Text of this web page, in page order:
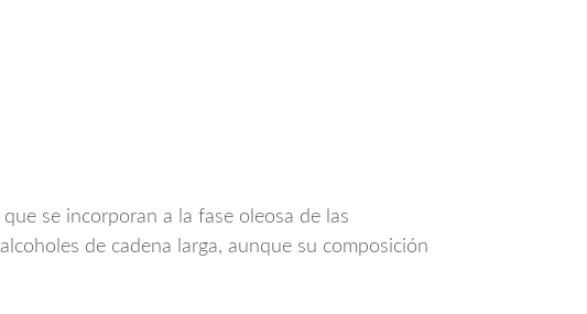
se incorporan a la fase oleosa de las
de cadena larga, aunque su composición